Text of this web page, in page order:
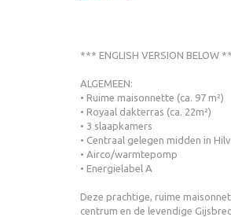
*** ENGLISH VERSION BELOW
ALGEMEEN:
• Ruime maisonnette (ca. 97 m²)
• Royaal dakterras (ca. 22m²)
• 3 slaapkamers
• Centraal gelegen midden in
• Airco/warmtepomp
• Energielabel A
Deze prachtige, ruime
centrum en de levendige